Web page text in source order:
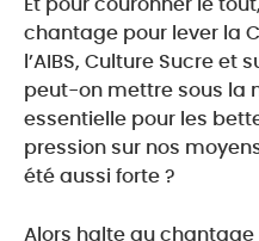
Et pour couronner le
chantage pour lever la
l’AIBS, Culture Sucre et
peut-on mettre sous la
essentielle pour les
pression sur nos
été aussi forte ?
Alors halte au